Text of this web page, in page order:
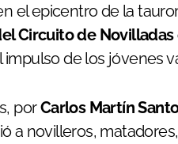
Circuito de Novilladas
de los jóvenes
porCarlos Martín
a novilleros,